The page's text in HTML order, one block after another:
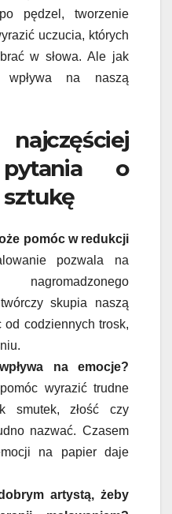
pędzel, tworzenie
uczucia, których
w słowa. Ale jak
wpływa na naszą
pytania o
sztukę
pomóc w redukcji
pozwala na
skupia naszą
od codziennych trosk,
na emocje?
wyrazić trudne
smutek, złość czy
nazwać. Czasem
na papier daje
artystą, żeby